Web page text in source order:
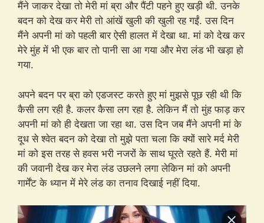
मैंने जाकर देखा तो मेरी मां ब्रा और पैंटी पहने हुए खड़ी थी. उनके
बदन को देख कर मेरी तो आंखें खुली की खुली रह गईं. उस दिन
मैंने अपनी मां को पहली बार ऐसी हालत में देखा था. मां को देख कर
मेरे मुंह में भी एक बार तो पानी सा आ गया और मेरा लंड भी खड़ा हो
गया.
अपने बदन पर ब्रा को एडजस्ट करते हुए मां मुझसे पूछ रही थी कि
कैसी लग रही है. कलर कैसा लग रहा है. लेकिन मैं तो मुंह फाड़ कर
अपनी मां को ही देखता जा रहा था. उस दिन जब मैंने अपनी मां के
दूध से श्वेत बदन को देखा तो मुझे पता चला कि क्यों सारे मर्द मेरी
मां को इस तरह से हवस भरी नजरों के साथ घूरते रहते हैं. मेरी मां
की जवानी देख कर मेरा लंड उछलने लगा लेकिन मां को अपनी
गार्मेंट के ध्यान में मेरे लंड का तनाव दिखाई नहीं दिया.